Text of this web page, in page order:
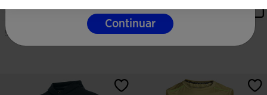
45,00€
5 Colores
5 sobre 5 de valoración de clientes
15,00€
2 Colores
3,2 sobre 5 de valoración de
Continuar